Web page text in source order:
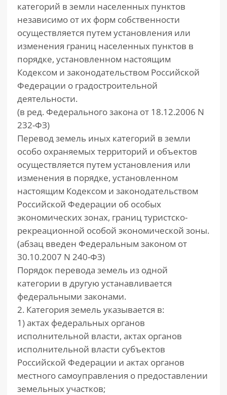
категорий в земли населенных пунктов
независимо от их форм собственности
осуществляется путем установления или
изменения границ населенных пунктов в
порядке, установленном настоящим
Кодексом и законодательством Российской
Федерации о градостроительной
деятельности.
(в ред. Федерального закона от 18.12.2006 N
232-ФЗ)
Перевод земель иных категорий в земли
особо охраняемых территорий и объектов
осуществляется путем установления или
изменения в порядке, установленном
настоящим Кодексом и законодательством
Российской Федерации об особых
экономических зонах, границ туристско-
рекреационной особой экономической зоны.
(абзац введен Федеральным законом от
30.10.2007 N 240-ФЗ)
Порядок перевода земель из одной
категории в другую устанавливается
федеральными законами.
2. Категория земель указывается в:
1) актах федеральных органов
исполнительной власти, актах органов
исполнительной власти субъектов
Российской Федерации и актах органов
местного самоуправления о предоставлении
земельных участков;